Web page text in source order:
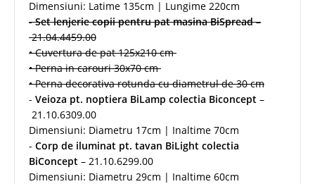
Dimensiuni: Latime 135cm | Lungime 220cm
-Set lenjerie copii pentru pat masina BiSpread–
21.04.4459.00
• Cuvertura de pat 125x210 cm
• Perna in carouri 30x70 cm
• Perna decorativa rotunda cu diametrul de 30 cm
- Veioza pt. noptiera BiLamp colectia Biconcept –
21.10.6309.00
Dimensiuni: Diametru 17cm | Inaltime 70cm
- Corp de iluminat pt. tavan BiLight colectia
BiConcept – 21.10.6299.00
Dimensiuni: Diametru 29cm | Inaltime 60cm